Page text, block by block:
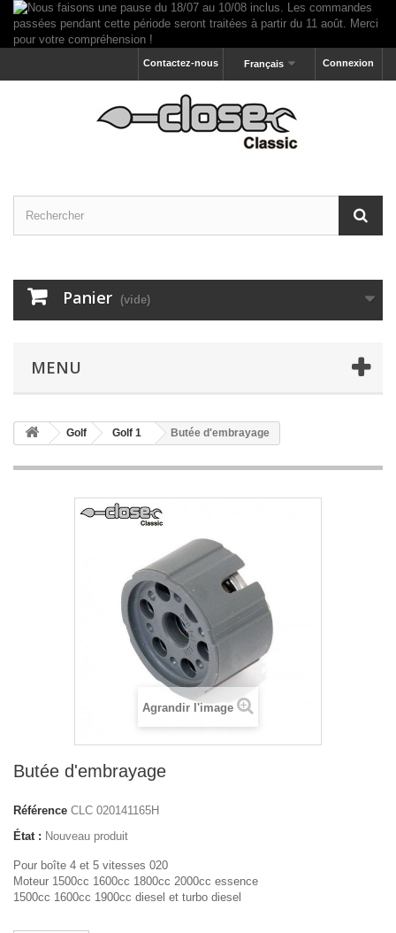
Connexion
Français
Contactez-nous
Panier (vide)
MENU
Golf Golf 1 Butée d'embrayage
Agrandir l'image
Butée d'embrayage
Référence CLC 020141165H
État : Nouveau produit
Pour boîte 4 et 5 vitesses 020
Moteur 1500cc 1600cc 1800cc 2000cc essence
1500cc 1600cc 1900cc diesel et turbo diesel